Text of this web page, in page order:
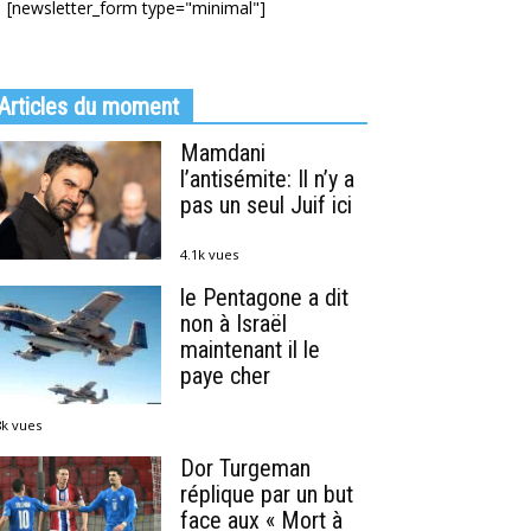
[newsletter_form type="minimal"]
du moment
Mamdani
l’antisémite: Il n’y a
pas un seul Juif ici
4.1k vues
le Pentagone a dit
non à Israël
maintenant il le
paye cher
vues
Dor Turgeman
réplique par un but
face aux « Mort à